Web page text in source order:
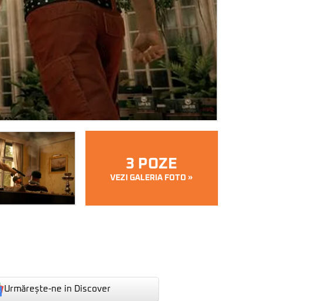
3 POZE
VEZI GALERIA FOTO »
Urmărește-ne in Discover